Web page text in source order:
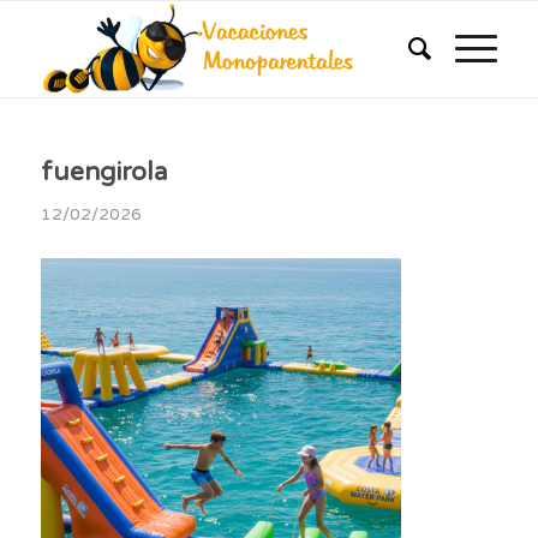
fuengirola
12/02/2026